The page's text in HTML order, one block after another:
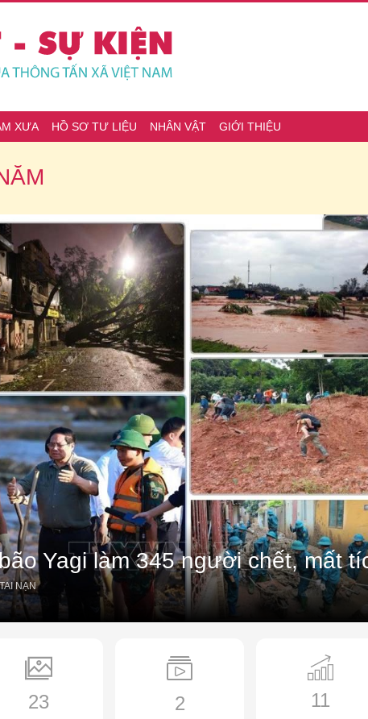
XƯA HỒ SƠ TƯ LIỆU NHÂN VẬT GIỚI THIỆU
Yagi làm 345 người chết, mất
NẠN
23 2 11